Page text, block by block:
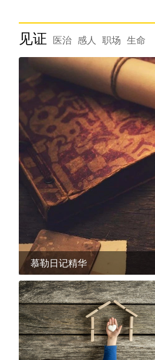
见证 医治 感人 职场 生命
慕勒日记精华